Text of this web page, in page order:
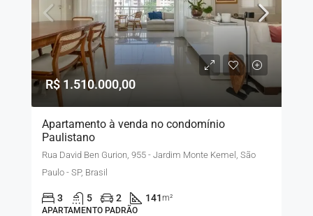
R$ 1.510.000,00
Apartamento à venda no condomínio
Paulistano
Rua David Ben Gurion, 955 - Jardim Monte Kemel, São
Paulo - SP, Brasil
3 5 2 141m²
APARTAMENTO PADRÃO